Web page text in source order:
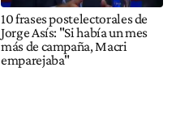
10 frases postelectorales de
Jorge Asís: "Si había un mes
más de campaña, Macri
emparejaba"